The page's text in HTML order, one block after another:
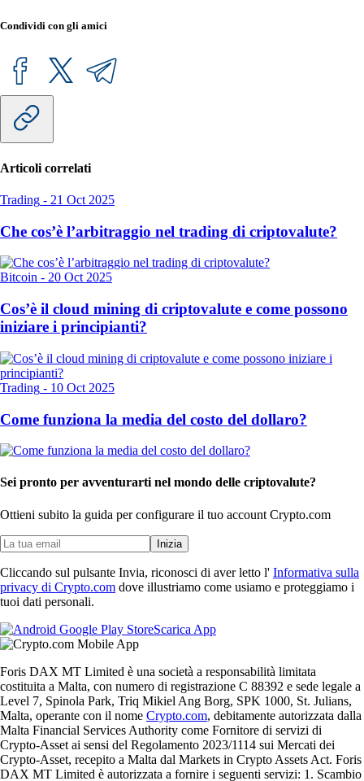
Condividi con gli amici
Articoli correlati
Trading - 21 Oct 2025
Che cos’è l’arbitraggio nel trading di criptovalute?
Bitcoin - 20 Oct 2025
Cos’è il cloud mining di criptovalute e come possono
iniziare i principianti?
Trading - 10 Oct 2025
Come funziona la media del costo del dollaro?
Sei pronto per avventurarti nel mondo delle criptovalute?
Ottieni subito la guida per configurare il tuo account Crypto.com
Inizia
Cliccando sul pulsante Invia, riconosci di aver letto l' Informativa sulla
privacy di Crypto.com dove illustriamo come usiamo e proteggiamo i
tuoi dati personali.
Scarica App
Foris DAX MT Limited è una società a responsabilità limitata
costituita a Malta, con numero di registrazione C 88392 e sede legale a
Level 7, Spinola Park, Triq Mikiel Ang Borg, SPK 1000, St. Julians,
Malta, operante con il nome Crypto.com, debitamente autorizzata dalla
Malta Financial Services Authority come Fornitore di servizi di
Crypto-Asset ai sensi del Regolamento 2023/1114 sui Mercati dei
Crypto-Asset, recepito a Malta dal Markets in Crypto Assets Act. Foris
DAX MT Limited è autorizzata a fornire i seguenti servizi: 1. Scambio